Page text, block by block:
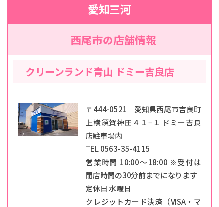
愛知三河
西尾市の店舗情報
クリーンランド青山 ドミー吉良店
〒444-0521 愛知県西尾市吉良町
上横須賀神田４１−１ ドミー吉良
店駐車場内
TEL 0563-35-4115
営業時間 10:00～18:00 ※受付は
閉店時間の30分前までになります
定休日 水曜日
クレジットカード決済（VISA・マ